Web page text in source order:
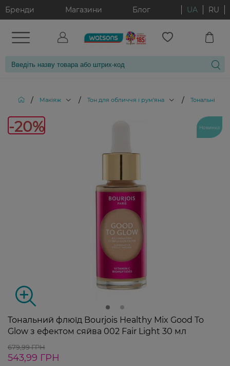
Бренди Магазини Блог UA RU
/ Макіяж / Тон для обличчя і рум'яна / Тональні
-20% Новинка
-20%
Тональний флюїд Bourjois Healthy Mix Good To
Glow з ефектом сяйва 002 Fair Light 30 мл
679,99 ГРН
543,99 ГРН